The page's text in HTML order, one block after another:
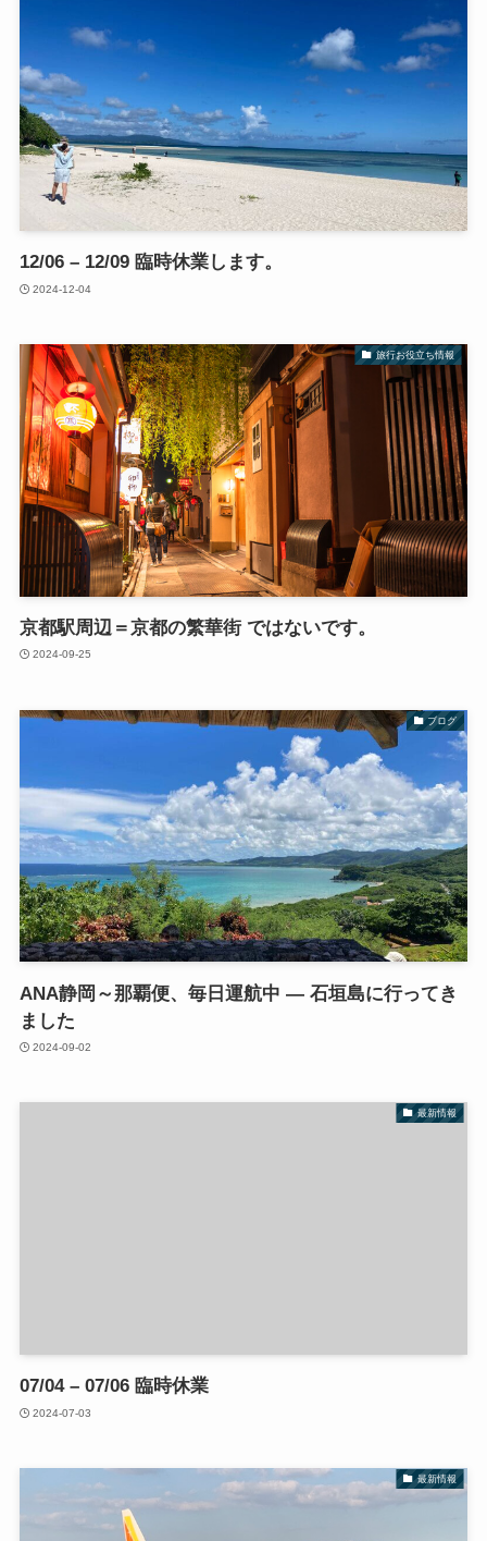
12/06 – 12/09 臨時休業します。
2024-12-04
旅行お役立ち情報
京都駅周辺＝京都の繁華街 ではないです。
2024-09-25
ブログ
ANA静岡～那覇便、毎日運航中 — 石垣島に行ってき
ました
2024-09-02
最新情報
07/04 – 07/06 臨時休業
2024-07-03
最新情報